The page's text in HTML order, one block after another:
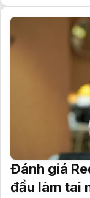
Đánh giá
đầu làm tai